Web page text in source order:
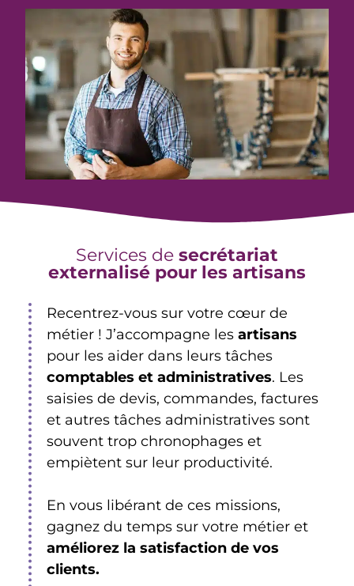
Services de secrétariat
externalisé pour les artisans
Recentrez-vous sur votre cœur de
métier ! J’accompagne lesartisans
pour les aider dans leurs tâches
comptables et administratives. Les
saisies de devis, commandes, factures
et autres tâches administratives sont
souvent trop chronophages et
empiètent sur leur productivité.
En vous libérant de ces missions,
gagnez du temps sur votre métier et
améliorez la satisfaction de vos
clients.